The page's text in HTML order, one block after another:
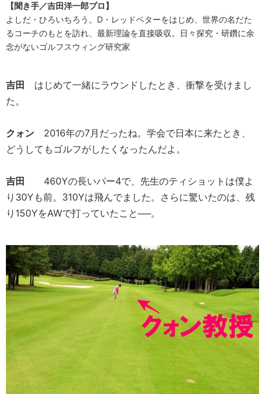
【聞き手／吉田洋一郎プロ】
よしだ・ひろいちろう。D・レッドベターをはじめ、世界の名だた
るコーチのもとを訪れ、最新理論を直接吸収。日々探究・研鑽に余
念がないゴルフスウィング研究家
吉田
はじめて一緒にラウンドしたとき、衝撃を受けまし
た。
クォン 2016年の7月だったね。学会で日本に来たとき、
どうしてもゴルフがしたくなったんだよ。
吉田
460Yの長いパー4で、先生のティショットは僕よ
り30Yも前。310Yは飛んでました。さらに驚いたのは、残
り150YをAWで打っていたこと──。